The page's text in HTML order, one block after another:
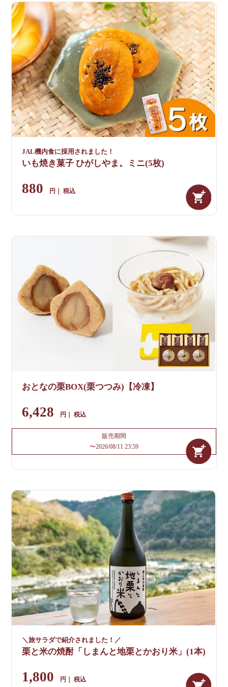
JAL機内食に採用されました！
いも焼き菓子 ひがしやま。ミニ(5枚)
880 税込
おとなの栗BOX(栗つつみ)【冷凍】
6,428 税込
販売期間
〜2026/08/11 23:59
＼旅サラダで紹介されました！／
栗と米の焼酎「しまんと地栗とかおり米」(1本)
1,800 税込